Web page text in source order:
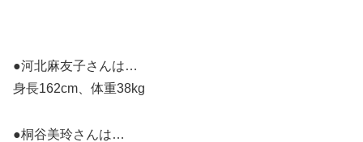
●河北麻友子さんは…
身長162cm、体重38kg
●桐谷美玲さんは…